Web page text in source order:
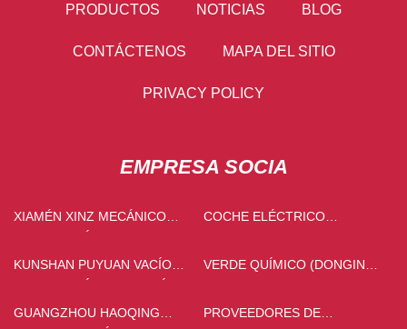
PRODUCTOS NOTICIAS BLOG
CONTÁCTENOS MAPA DEL SITIO
PRIVACY POLICY
EMPRESA SOCIA
XIAMÉN XINZ MECÁNICO
COCHE ELÉCTRICO
KUNSHAN PUYUAN VACÍO
CO., LTD.
VERDE QUÍMICO (DONGING)
GUANGZHOU HAOQING
PROVEEDORES DE